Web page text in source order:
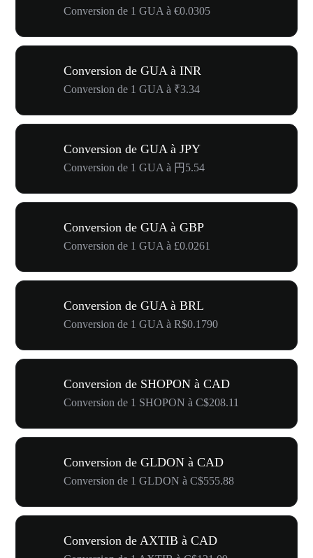
Conversion de 1 GUA à €0.0305
Conversion de GUA à INR
Conversion de 1 GUA à ₹3.34
Conversion de GUA à JPY
Conversion de 1 GUA à 円5.54
Conversion de GUA à GBP
Conversion de 1 GUA à £0.0261
Conversion de GUA à BRL
Conversion de 1 GUA à R$0.1790
Conversion de SHOPON à CAD
Conversion de 1 SHOPON à C$208.11
Conversion de GLDON à CAD
Conversion de 1 GLDON à C$555.88
Conversion de AXTIB à CAD